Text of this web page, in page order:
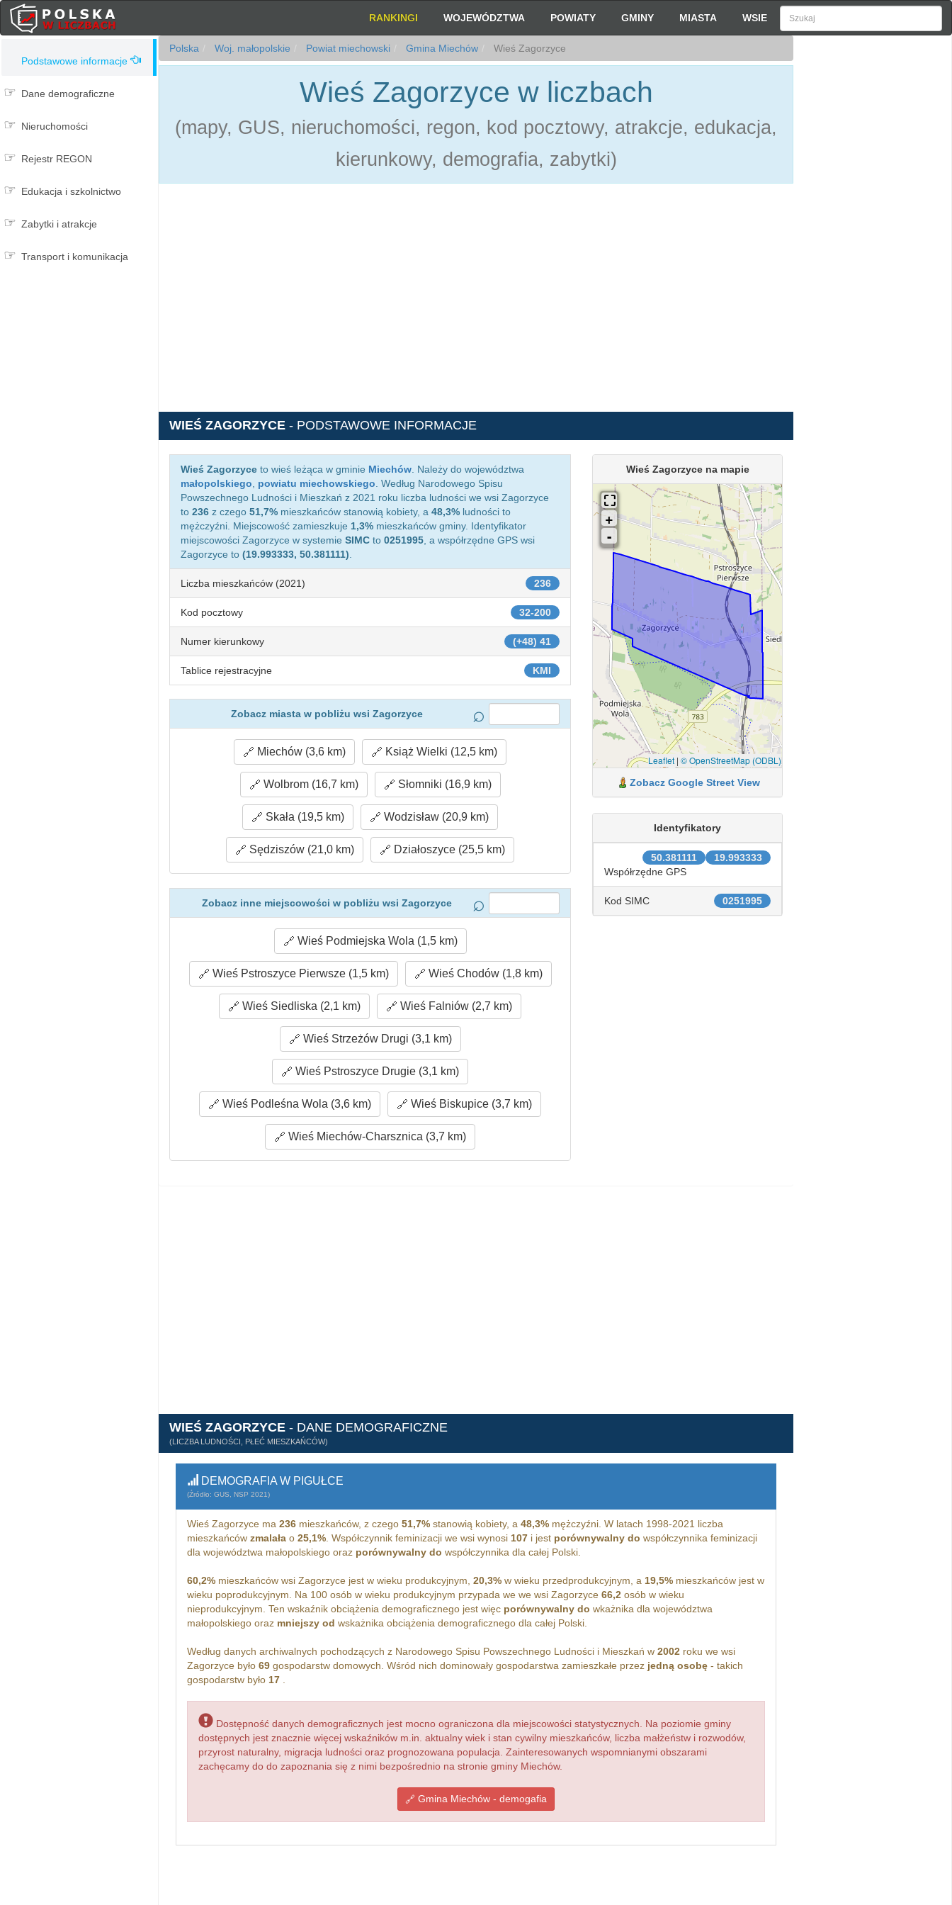
RANKINGI WOJEWÓDZTWA POWIATY GMINY MIASTA WSIE
Podstawowe informacje
Dane demograficzne
Nieruchomości
Rejestr REGON
Edukacja i szkolnictwo
Zabytki i atrakcje
Transport i komunikacja
Polska Woj. małopolskie Powiat miechowski Gmina Miechów Wieś Zagorzyce
Wieś Zagorzyce w liczbach
(mapy, GUS, nieruchomości, regon, kod pocztowy, atrakcje, edukacja,
kierunkowy, demografia, zabytki)
WIEŚ ZAGORZYCE - PODSTAWOWE INFORMACJE
Wieś Zagorzyce to wieś leżąca w gminie Miechów . Należy do województwa
małopolskiego
powiatu miechowskiego . Według Narodowego Spisu
Powszechnego Ludności i Mieszkań z 2021 roku liczba ludności we wsi Zagorzyce
to 236 z czego 51,7% mieszkańców stanowią kobiety, a 48,3% ludności to
mężczyźni. Miejscowość zamieszkuje 1,3% mieszkańców gminy. Identyfikator
miejscowości Zagorzyce w systemie SIMC to 0251995 , a współrzędne GPS wsi
Zagorzyce to (19.993333, 50.381111)
236
Liczba mieszkańców (2021)
32-200
Kod pocztowy
(+48) 41
Numer kierunkowy
KMI
Tablice rejestracyjne
Zobacz miasta w pobliżu wsi Zagorzyce
Miechów (3,6 km) Książ Wielki (12,5 km)
Wolbrom (16,7 km) Słomniki (16,9 km)
Skała (19,5 km) Wodzisław (20,9 km)
Sędziszów (21,0 km) Działoszyce (25,5 km)
Zobacz inne miejscowości w pobliżu wsi Zagorzyce
Wieś Podmiejska Wola (1,5 km)
Wieś Pstroszyce Pierwsze (1,5 km) Wieś Chodów (1,8 km)
Wieś Siedliska (2,1 km) Wieś Falniów (2,7 km)
Wieś Strzeżów Drugi (3,1 km)
Wieś Pstroszyce Drugie (3,1 km)
Wieś Podleśna Wola (3,6 km) Wieś Biskupice (3,7 km)
Wieś Miechów-Charsznica (3,7 km)
Wieś Zagorzyce na mapie
Leaflet| © OpenStreetMap (ODBL)
Zobacz Google Street View
Identyfikatory
19.993333
50.381111
Współrzędne GPS
0251995
Kod SIMC
WIEŚ ZAGORZYCE - DANE DEMOGRAFICZNE
(LICZBA LUDNOŚCI, PŁEĆ MIESZKAŃCÓW)
DEMOGRAFIA W PIGUŁCE
(Źródło: GUS, NSP 2021)
Wieś Zagorzyce ma 236mieszkańców, z czego 51,7%stanowią kobiety, a 48,3%mężczyźni. W latach 1998-2021 liczba
mieszkańców zmalałao 25,1%. Współczynnik feminizacji we wsi wynosi 107i jest porównywalny do współczynnika feminizacji
dla województwa małopolskiego oraz porównywalny do współczynnika dla całej Polski.
60,2%mieszkańców wsi Zagorzyce jest w wieku produkcyjnym, 20,3%w wieku przedprodukcyjnym, a 19,5%mieszkańców jest w
wieku poprodukcyjnym. Na 100 osób w wieku produkcyjnym przypada we we wsi Zagorzyce 66,2osób w wieku
nieprodukcyjnym. Ten wskaźnik obciążenia demograficznego jest więc porównywalny do wkażnika dla województwa
małopolskiego oraz mniejszy od wskażnika obciążenia demograficznego dla całej Polski.
Według danych archiwalnych pochodzących z Narodowego Spisu Powszechnego Ludności i Mieszkań w 2002roku we wsi
Zagorzyce było 69gospodarstw domowych. Wśród nich dominowały gospodarstwa zamieszkałe przez jedną osobę- takich
gospodarstw było 17.
Dostępność danych demograficznych jest mocno ograniczona dla miejscowości statystycznych. Na poziomie gminy
dostępnych jest znacznie więcej wskaźników m.in. aktualny wiek i stan cywilny mieszkańców, liczba małżeństw i rozwodów,
przyrost naturalny, migracja ludności oraz prognozowana populacja. Zainteresowanych wspomnianymi obszarami
zachęcamy do do zapoznania się z nimi bezpośrednio na stronie gminy Miechów.
Gmina Miechów - demogafia